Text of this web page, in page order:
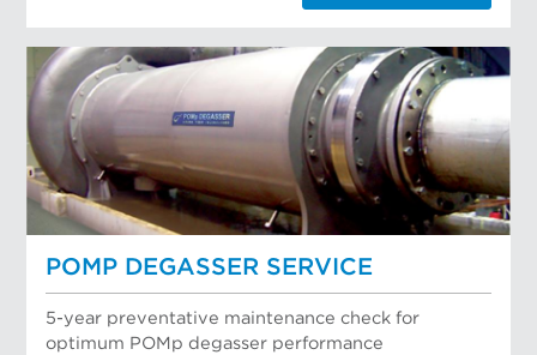
POMP DEGASSER SERVICE
5-year preventative maintenance check for
optimum POMp degasser performance